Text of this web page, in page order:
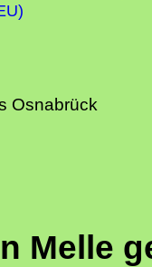
Osnabrück
Melle